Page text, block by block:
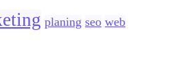
planing seo web